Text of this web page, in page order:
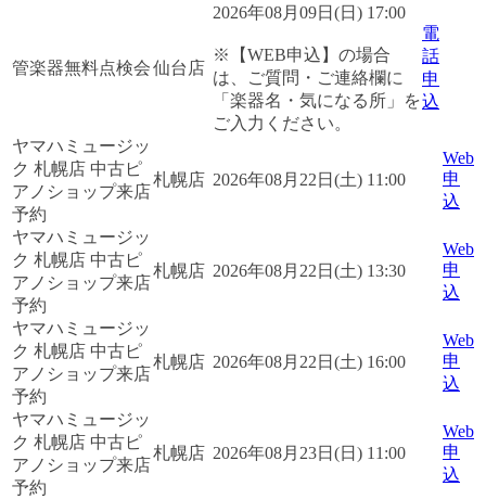
管楽器無料点検会仙台店
2026年08月09日(日) 17:00
※【WEB申込】の場合
は、ご質問・ご連絡欄に
「楽器名・気になる所」を
ご入力ください。
電
話
申
込
ヤマハミュージッ
ク 札幌店 中古ピ
アノショップ来店
予約
札幌店 2026年08月22日(土) 11:00
Web
申
込
ヤマハミュージッ
ク 札幌店 中古ピ
アノショップ来店
予約
札幌店 2026年08月22日(土) 13:30
Web
申
込
ヤマハミュージッ
ク 札幌店 中古ピ
アノショップ来店
予約
札幌店 2026年08月22日(土) 16:00
Web
申
込
ヤマハミュージッ
ク 札幌店 中古ピ
アノショップ来店
予約
札幌店 2026年08月23日(日) 11:00
Web
申
込